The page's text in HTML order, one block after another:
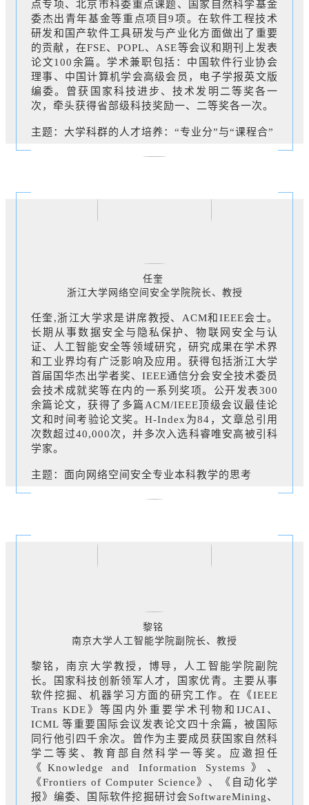
点专项、北京市科委重点课题、国家自然科学基金
委杰出青年基金等重点项目9项。在软件工程技术
研发和国产软件工具研发与产业化方面做出了重要
的贡献，在FSE、POPL、ASE等会议和期刊上发表
论文100余篇。学术兼职包括：中国软件行业协会
理事、中国计算机学会高级会员，电子学报英文版
编委。曾获国家科技进步、技术发明二等奖各一
次，牵头获得省部级科技奖励一、二等奖各一次。
主题：大学科群的人才培养：“专业分”与“课程合”
任奎
浙江大学网络空间安全学院院长、教授
任奎,浙江大学求是讲席教授、ACM和IEEE会士。
长期从事数据安全与隐私保护、物联网安全与认
证、人工智能安全等领域研究，研究成果在学术界
和工业界均有广泛影响及应用。获得包括浙江大学
首届国华杰出学者奖、IEEE通信分会安全技术委员
会技术成就奖等在内的一系列奖项。公开发表300
余篇论文，获得了多篇ACM/IEEE顶级会议最佳论
文和时间考验论文奖。H-Index为84，文章总引用
次数超过40,000次，并多次入选科睿唯安高被引科
学家。
主题：面向网络空间安全专业本科教学的思考
黎铭
南京大学人工智能学院副院长、教授
黎铭，南京大学教授，博导，人工智能学院副院
长。国家科技创新领军人才，国家优青。主要从事
软件挖掘、机器学习方面的研究工作。在《IEEE
Trans KDE》等国内外重要学术刊物和IJCAI、
ICML 等重要国际会议发表论文四十余篇，被国际
同行他引四千余次。曾作为主要成员获国家自然科
学二等奖、教育部自然科学一等奖。应邀担任
《Knowledge and Information Systems》、
《Frontiers of Computer Science》、《自动化学
报》编委、国际软件挖掘研讨会SoftwareMining、